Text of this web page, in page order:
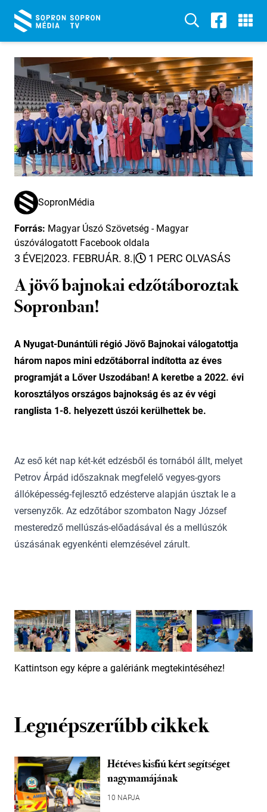
SopronMédia
Forrás: Magyar Úszó Szövetség - Magyar
úszóválogatott Facebook oldala
3 ÉVE|2023. FEBRUÁR. 8.| 1 PERC OLVASÁS
A jövő bajnokai edzőtáboroztak
Sopronban!
A Nyugat-Dunántúli régió Jövő Bajnokai válogatottja
három napos mini edzőtáborral indította az éves
programját a Lőver Uszodában! A keretbe a 2022. évi
korosztályos országos bajnokság és az év végi
ranglista 1-8. helyezett úszói kerülhettek be.
Az eső két nap két-két edzésből és tornából állt, melyet
Petrov Árpád időszaknak megfelelő vegyes-gyors
állóképesség-fejlesztő edzésterve alapján úsztak le a
versenyzők. Az edzőtábor szombaton Nagy József
mesteredző mellúszás-előadásával és a mellúszók
úszásának egyenkénti elemzésével zárult.
Kattintson egy képre a galériánk megtekintéséhez!
Legnépszerűbb cikkek
Hétéves kisfiú kért segítséget
nagymamájának
10 NAPJA